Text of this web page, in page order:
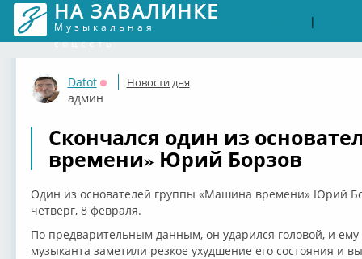
НА ЗАВАЛИНКЕ
Музыкальная
соцсеть
|
Datot
Оффлайн
админ
Новости дня
Скончался один из
времени» Юрий Борзов
Один из основателей группы «Машина времени» Юрий
четверг, 8 февраля.
По предварительным данным, он ударился головой, и ему
музыканта заметили резкое ухудшение его состояния и